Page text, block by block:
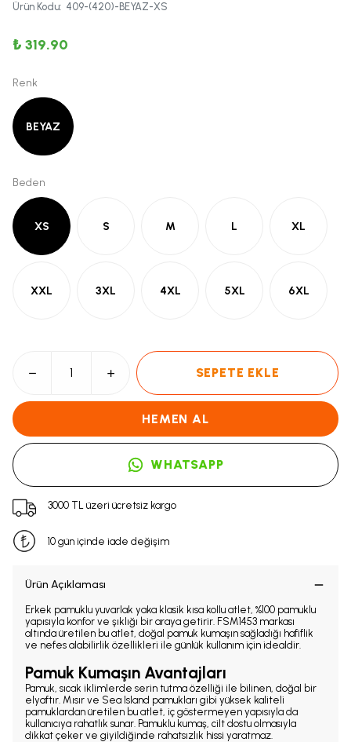
Ürün Kodu: 409-(420)-BEYAZ-XS
₺ 319.90
Renk
BEYAZ
Beden
XS S M L XL
XXL 3XL 4XL 5XL 6XL
SEPETE EKLE
HEMEN AL
WHATSAPP
3000 TL üzeri ücretsiz kargo
10 gün içinde iade değişim
Ürün Açıklaması
Erkek pamuklu yuvarlak yaka klasik kısa kollu atlet, %100 pamuklu
yapısıyla konfor ve şıklığı bir araya getirir. FSM1453 markası
altında üretilen bu atlet, doğal pamuk kumaşın sağladığı hafiflik
ve nefes alabilirlik özellikleri ile günlük kullanım için idealdir.
Pamuk Kumaşın Avantajları
Pamuk, sıcak iklimlerde serin tutma özelliği ile bilinen, doğal bir
elyaftır. Mısır ve Sea Island pamukları gibi yüksek kaliteli
pamuklardan üretilen bu atlet, iç göstermeyen yapısıyla da
kullanıcıya rahatlık sunar. Pamuklu kumaş, cilt dostu olmasıyla
dikkat çeker ve giyildiğinde rahatsızlık hissi yaratmaz.